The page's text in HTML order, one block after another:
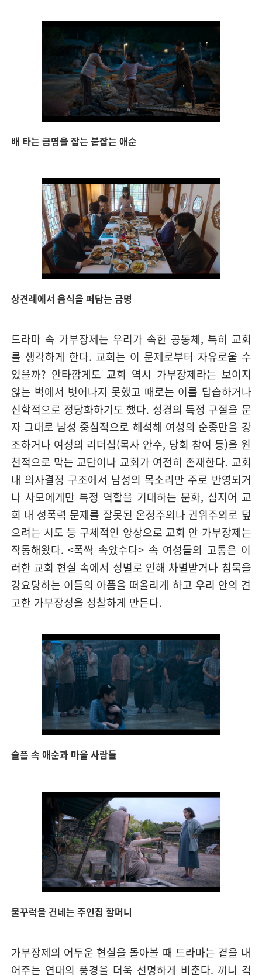
배 타는 금명을 잡는 붙잡는 애순
상견례에서 음식을 퍼담는 금명
드라마 속 가부장제는 우리가 속한 공동체, 특히 교회
를 생각하게 한다. 교회는 이 문제로부터 자유로울 수
있을까? 안타깝게도 교회 역시 가부장제라는 보이지
않는 벽에서 벗어나지 못했고 때로는 이를 답습하거나
신학적으로 정당화하기도 했다. 성경의 특정 구절을 문
자 그대로 남성 중심적으로 해석해 여성의 순종만을 강
조하거나 여성의 리더십(목사 안수, 당회 참여 등)을 원
천적으로 막는 교단이나 교회가 여전히 존재한다. 교회
내 의사결정 구조에서 남성의 목소리만 주로 반영되거
나 사모에게만 특정 역할을 기대하는 문화, 심지어 교
회 내 성폭력 문제를 잘못된 온정주의나 권위주의로 덮
으려는 시도 등 구체적인 양상으로 교회 안 가부장제는
작동해왔다. <폭싹 속았수다> 속 여성들의 고통은 이
러한 교회 현실 속에서 성별로 인해 차별받거나 침묵을
강요당하는 이들의 아픔을 떠올리게 하고 우리 안의 견
고한 가부장성을 성찰하게 만든다.
슬픔 속 애순과 마을 사람들
물꾸럭을 건네는 주인집 할머니
가부장제의 어두운 현실을 돌아볼 때 드라마는 곁을 내
어주는 연대의 풍경을 더욱 선명하게 비춘다. 끼니 걱